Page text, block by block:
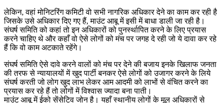
लेकिन, वहां मोनिटरिंग कमिटी वो सभी नागरिक अधिकार देने का काम कर रही है
जिसके उसे अधिकार दिए गए हैं, माउंट आबू में इसी में बाधा डाली जा रही है।
संघर्ष समिति को कहां तो इन अधिकारों को पुनर्स्थापित करने के लिए प्रयास
करने चाहिए थे और कहाँ वो ऐसे लोगों को मंच पर जगह दे रही जो ये दावा कर रहे
हैं कि वो काम अटकाते रहेंगे।
संघर्ष समिति ऐसे दावे करने वालों को मंच पर देने की बजाय इनके खिलाफ जनता
की तरफ से न्यायालयों में खुद पार्टी बनकर ऐसे लोगों को उजागर करने के लिये
संघर्ष करती जो लोग खुद लाभ लेकर आम आदमी को लाभों से वंचित करने का
प्रयास कर रहे हैं तो लोगों में विश्वास ज्यादा बना पाती।
माउंट आबू में ईको सेंसेटिव जोन है। यहाँ स्थानीय लोगों के मूल अधिकारों से